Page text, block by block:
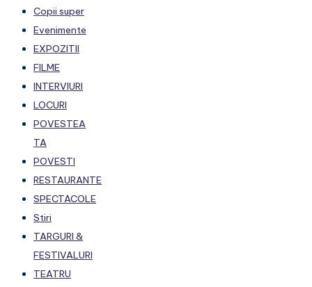
Copii super
Evenimente
EXPOZITII
FILME
INTERVIURI
LOCURI
POVESTEA
TA
POVESTI
RESTAURANTE
SPECTACOLE
Stiri
TARGURI &
FESTIVALURI
TEATRU